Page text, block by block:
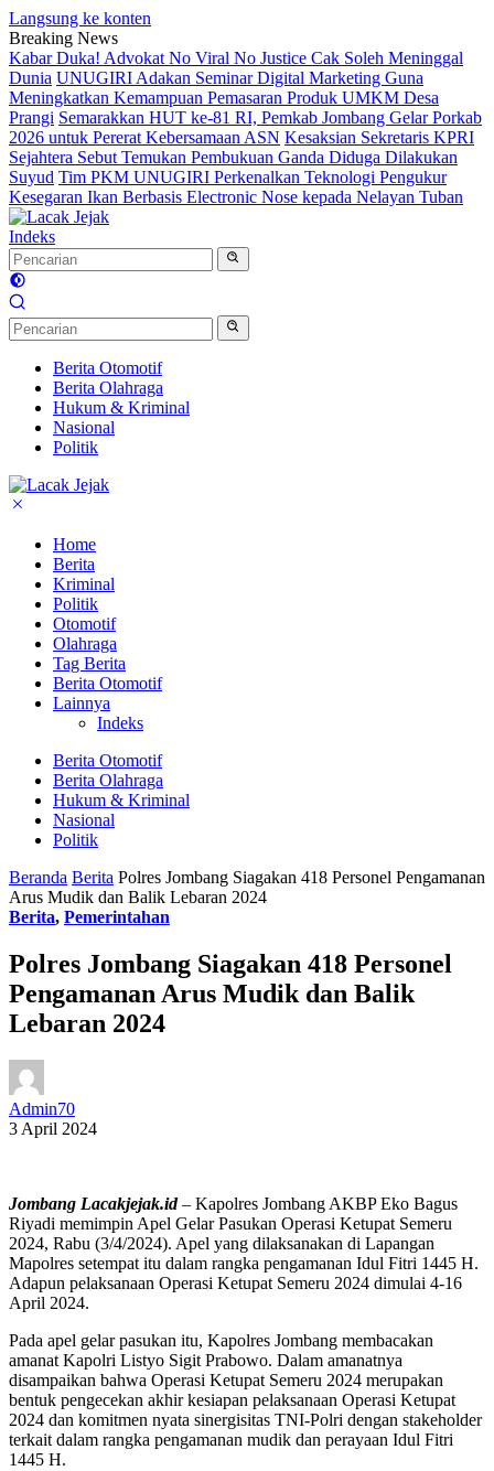
Langsung ke konten
Breaking News
Kabar Duka! Advokat No Viral No Justice Cak Soleh Meninggal
Dunia UNUGIRI Adakan Seminar Digital Marketing Guna
Meningkatkan Kemampuan Pemasaran Produk UMKM Desa
Prangi Semarakkan HUT ke-81 RI, Pemkab Jombang Gelar Porkab
2026 untuk Pererat Kebersamaan ASN Kesaksian Sekretaris KPRI
Sejahtera Sebut Temukan Pembukuan Ganda Diduga Dilakukan
Suyud Tim PKM UNUGIRI Perkenalkan Teknologi Pengukur
Kesegaran Ikan Berbasis Electronic Nose kepada Nelayan Tuban
Indeks
Berita Otomotif
Berita Olahraga
Hukum & Kriminal
Nasional
Politik
Home
Berita
Kriminal
Politik
Otomotif
Olahraga
Tag Berita
Berita Otomotif
Lainnya
Indeks
Berita Otomotif
Berita Olahraga
Hukum & Kriminal
Nasional
Politik
Beranda Berita Polres Jombang Siagakan 418 Personel Pengamanan
Arus Mudik dan Balik Lebaran 2024
Berita, Pemerintahan
Polres Jombang Siagakan 418 Personel
Pengamanan Arus Mudik dan Balik
Lebaran 2024
Admin70
3 April 2024
Jombang Lacakjejak.id– Kapolres Jombang AKBP Eko Bagus
Riyadi memimpin Apel Gelar Pasukan Operasi Ketupat Semeru
2024, Rabu (3/4/2024). Apel yang dilaksanakan di Lapangan
Mapolres setempat itu dalam rangka pengamanan Idul Fitri 1445 H.
Adapun pelaksanaan Operasi Ketupat Semeru 2024 dimulai 4-16
April 2024.
Pada apel gelar pasukan itu, Kapolres Jombang membacakan
amanat Kapolri Listyo Sigit Prabowo. Dalam amanatnya
disampaikan bahwa Operasi Ketupat Semeru 2024 merupakan
bentuk pengecekan akhir kesiapan pelaksanaan Operasi Ketupat
2024 dan komitmen nyata sinergisitas TNI-Polri dengan stakeholder
terkait dalam rangka pengamanan mudik dan perayaan Idul Fitri
1445 H.